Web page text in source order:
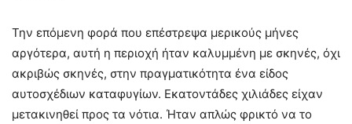
Την επόμενη φορά που επέστρεψα μερικούς μήνες
αργότερα, αυτή η περιοχή ήταν καλυμμένη με σκηνές, όχι
ακριβώς σκηνές, στην πραγματικότητα ένα είδος
αυτοσχέδιων καταφυγίων. Εκατοντάδες χιλιάδες είχαν
μετακινηθεί προς τα νότια. Ήταν απλώς φρικτό να το